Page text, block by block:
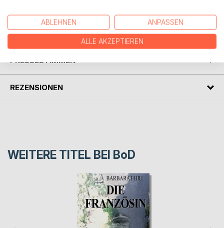
AUTOR/IN
PRESSESTIMMEN
REZENSIONEN
WEITERE TITEL BEI BoD
ABLEHNEN ANPASSEN
ALLE AKZEPTIEREN